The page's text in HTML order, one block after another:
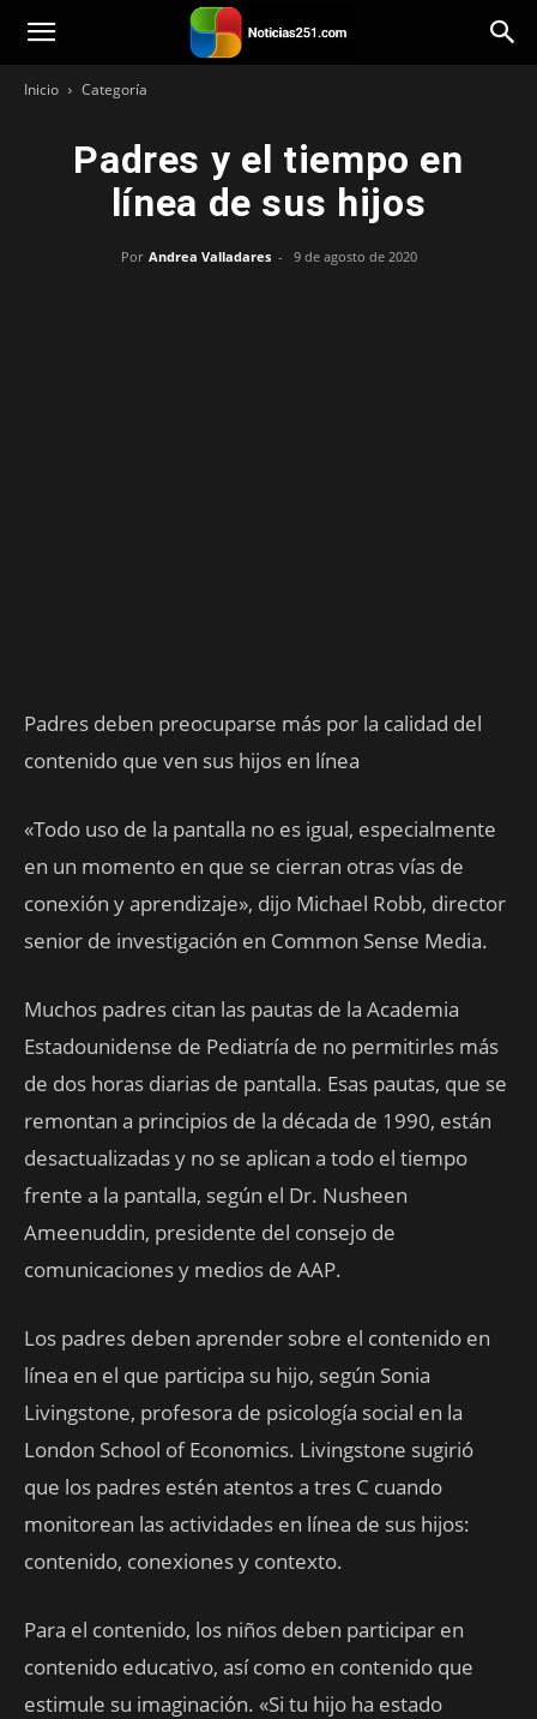
Noticias251
Inicio Categoría
Padres y el tiempo en
línea de sus hijos
Por Andrea Valladares - 9 de agosto de 2020
Padres deben preocuparse más por la calidad del
contenido que ven sus hijos en línea
«Todo uso de la pantalla no es igual, especialmente
en un momento en que se cierran otras vías de
conexión y aprendizaje», dijo Michael Robb, director
senior de investigación en Common Sense Media.
Muchos padres citan las pautas de la Academia
Estadounidense de Pediatría de no permitirles más
de dos horas diarias de pantalla. Esas pautas, que se
remontan a principios de la década de 1990, están
desactualizadas y no se aplican a todo el tiempo
frente a la pantalla, según el Dr. Nusheen
Ameenuddin, presidente del consejo de
comunicaciones y medios de AAP.
Los padres deben aprender sobre el contenido en
línea en el que participa su hijo, según Sonia
Livingstone, profesora de psicología social en la
London School of Economics. Livingstone sugirió
que los padres estén atentos a tres C cuando
monitorean las actividades en línea de sus hijos:
contenido, conexiones y contexto.
Para el contenido, los niños deben participar en
contenido educativo, así como en contenido que
estimule su imaginación. «Si tu hijo ha estado